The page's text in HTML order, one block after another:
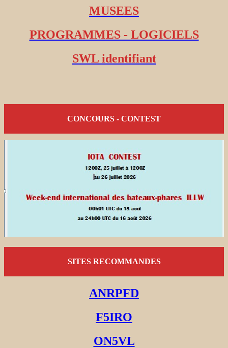
MUSEES
PROGRAMMES - LOGICIELS
SWL identifiant
CONCOURS - CONTEST
SITES RECOMMANDES
ANRPFD
F5IRO
ON5VL